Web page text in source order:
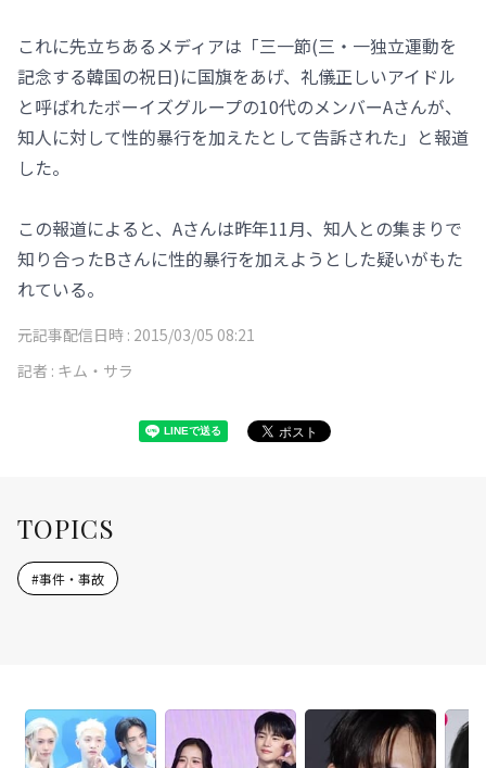
これに先立ちあるメディアは「三一節(三・一独立運動を
記念する韓国の祝日)に国旗をあげ、礼儀正しいアイドル
と呼ばれたボーイズグループの10代のメンバーAさんが、
知人に対して性的暴行を加えたとして告訴された」と報道
した。
この報道によると、Aさんは昨年11月、知人との集まりで
知り合ったBさんに性的暴行を加えようとした疑いがもた
れている。
元記事配信日時 : 2015/03/05 08:21
記者 : キム・サラ
TOPICS
#事件・事故